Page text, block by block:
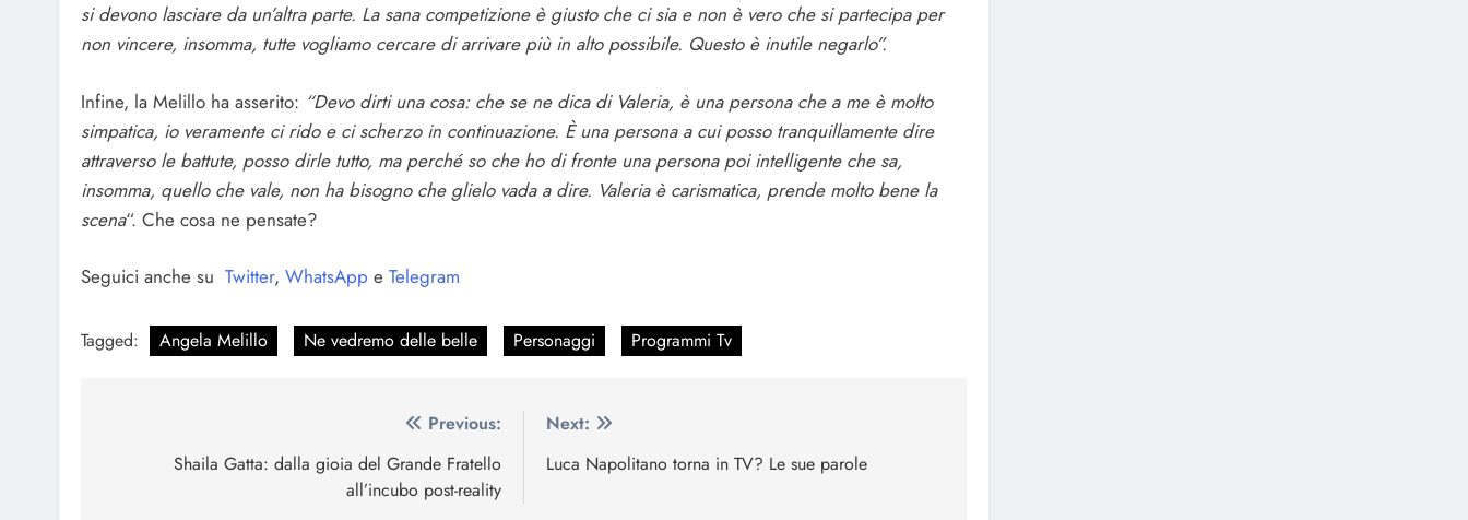
si devono lasciare da un’altra parte. La sana competizione è giusto che ci sia e non è vero che si partecipa per
non vincere, insomma, tutte vogliamo cercare di arrivare più in alto possibile. Questo è inutile negarlo”.
Infine, la Melillo ha asserito: “Devo dirti una cosa: che se ne dica di Valeria, è una persona che a me è molto
simpatica, io veramente ci rido e ci scherzo in continuazione. È una persona a cui posso tranquillamente dire
attraverso le battute, posso dirle tutto, ma perché so che ho di fronte una persona poi intelligente che sa,
insomma, quello che vale, non ha bisogno che glielo vada a dire. Valeria è carismatica, prende molto bene la
scena“. Che cosa ne pensate?
Seguici anche su Twitter, WhatsApp e Telegram
Tagged: Angela Melillo Ne vedremo delle belle Personaggi Programmi Tv
articoli
Previous:
Shaila Gatta: dalla gioia del Grande Fratello
all’incubo post-reality
Next:
Luca Napolitano torna in TV? Le sue parole